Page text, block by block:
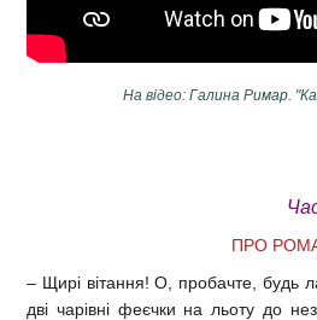
На відео: Галина Римар.
ПРО
– Щирі вітання! О, пробачте, будь
дві чарівні феєчки на льоту до